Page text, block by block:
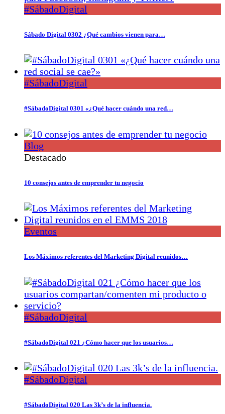
#SábadoDigital
Sábado Digital 0302 ¿Qué cambios vienen para…
#SábadoDigital
#SábadoDigital 0301 «¿Qué hacer cuándo una red…
Blog
Destacado
10 consejos antes de emprender tu negocio
Eventos
Los Máximos referentes del Marketing Digital reunidos…
#SábadoDigital
#SábadoDigital 021 ¿Cómo hacer que los usuarios…
#SábadoDigital
#SábadoDigital 020 Las 3k’s de la influencia.